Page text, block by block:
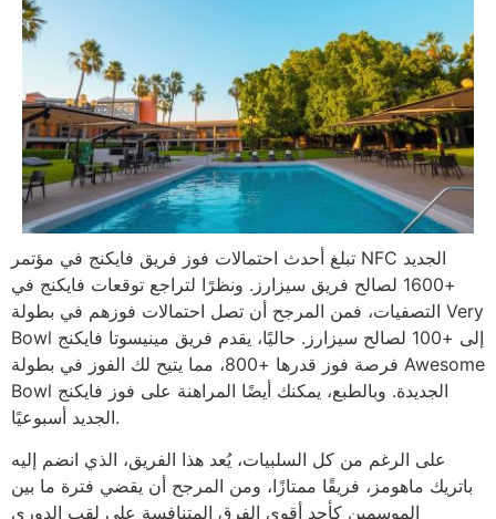
تبلغ أحدث احتمالات فوز فريق فايكنج في مؤتمر NFC الجديد
+1600 لصالح فريق سيزارز. ونظرًا لتراجع توقعات فايكنج في
التصفيات، فمن المرجح أن تصل احتمالات فوزهم في بطولة Very
Bowl إلى +100 لصالح سيزارز. حاليًا، يقدم فريق مينيسوتا فايكنج
فرصة فوز قدرها +800، مما يتيح لك الفوز في بطولة Awesome
Bowl الجديدة. وبالطبع، يمكنك أيضًا المراهنة على فوز فايكنج
الجديد أسبوعيًا.
على الرغم من كل السلبيات، يُعد هذا الفريق، الذي انضم إليه
باتريك ماهومز، فريقًا ممتازًا، ومن المرجح أن يقضي فترة ما بين
الموسمين كأحد أقوى الفرق المتنافسة على لقب الدوري